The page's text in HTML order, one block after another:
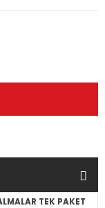
TEK PAKET